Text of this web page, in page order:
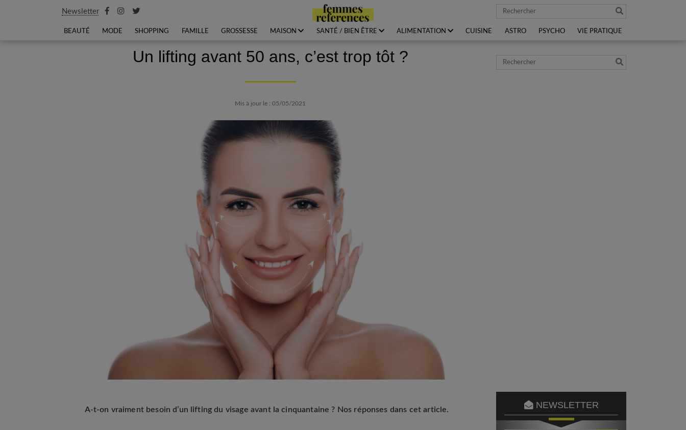
Newsletter Rechercher
BEAUTÉ MODE SHOPPING FAMILLE GROSSESSE MAISON SANTÉ / BIEN ÊTRE ALIMENTATION CUISINE ASTRO PSYCHO VIE PRATIQUE
Un lifting avant 50 ans, c’est trop tôt ?
Mis à jour le : 05/05/2021
A-t-on vraiment besoin d’un lifting du visage avant la cinquantaine ? Nos réponses dans cet article.
Rechercher
NEWSLETTER